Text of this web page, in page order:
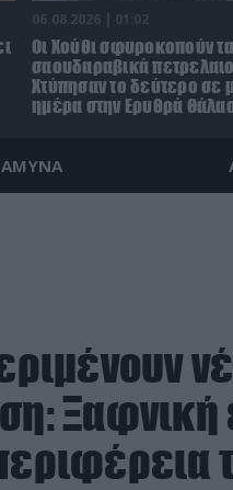
06.08.2026 | 01:02
Οι Χούθι σφυροκοπούν τα
σαουδαραβικά
Χτύπησαν το δεύτερο σε
ημέρα στην Ερυθρά
ΑΜΥΝΑ